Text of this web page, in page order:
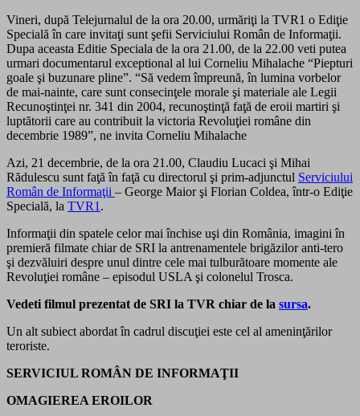
Vineri, după Telejurnalul de la ora 20.00, urmăriţi la TVR1 o Ediţie
Specială în care invitaţi sunt şefii Serviciului Român de Informaţii.
Dupa aceasta Editie Speciala de la ora 21.00, de la 22.00 veti putea
urmari documentarul exceptional al lui Corneliu Mihalache “Piepturi
goale şi buzunare pline”. “Să vedem împreună, în lumina vorbelor
de mai-nainte, care sunt consecinţele morale şi materiale ale Legii
Recunoştinţei nr. 341 din 2004, recunoştinţă faţă de eroii martiri şi
luptătorii care au contribuit la victoria Revoluţiei române din
decembrie 1989”, ne invita Corneliu Mihalache
Azi, 21 decembrie, de la ora 21.00, Claudiu Lucaci şi Mihai
Rădulescu sunt faţă în faţă cu directorul şi prim-adjunctul Serviciului
Român de Informaţii – George Maior şi Florian Coldea, într-o Ediţie
Specială, la TVR1 .
Informaţii din spatele celor mai închise uşi din România, imagini în
premieră filmate chiar de SRI la antrenamentele brigăzilor anti-tero
şi dezvăluiri despre unul dintre cele mai tulburătoare momente ale
Revoluţiei române – episodul USLA şi colonelul Trosca.
Vedeti filmul prezentat de SRI la TVR chiar de la sursa.
Un alt subiect abordat în cadrul discuţiei este cel al ameninţărilor
teroriste.
SERVICIUL ROMÂN DE INFORMAŢII
OMAGIEREA EROILOR